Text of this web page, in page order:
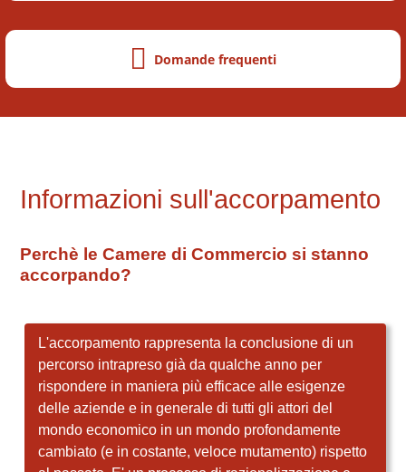
Domande frequenti
Informazioni sull'accorpamento
Perchè le Camere di Commercio si stanno
accorpando?
L'accorpamento rappresenta la conclusione di un
percorso intrapreso già da qualche anno per
rispondere in maniera più efficace alle esigenze
delle aziende e in generale di tutti gli attori del
mondo economico in un mondo profondamente
cambiato (e in costante, veloce mutamento) rispetto